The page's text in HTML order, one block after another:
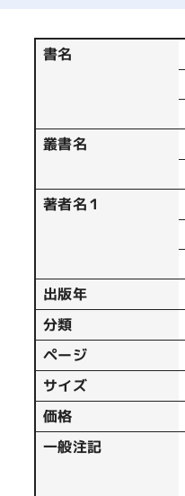
書名
叢書名
著者名１
出版年
分類
ページ
サイズ
価格
一般注記